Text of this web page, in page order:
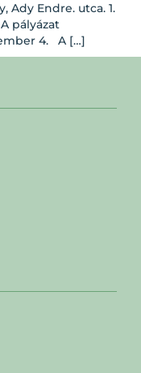
Ady Endre. utca. 1.
pályázat
4. A […]